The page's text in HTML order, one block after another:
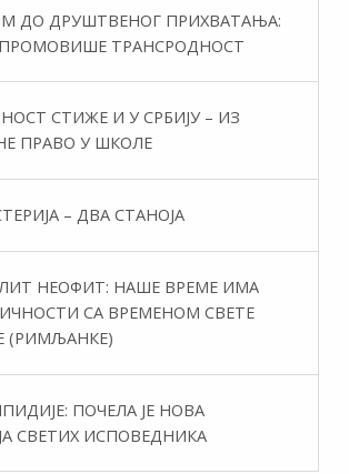
ДО ДРУШТВЕНОГ ПРИХВАТАЊА:
ТРАНСРОДНОСТ
СТИЖЕ И У СРБИЈУ – ИЗ
ПРАВО У ШКОЛЕ
– ДВА СТАНОЈА
НЕОФИТ: НАШЕ ВРЕМЕ ИМА
СА ВРЕМЕНОМ СВЕТЕ
(РИМЉАНКЕ)
ПОЧЕЛА ЈЕ НОВА
СВЕТИХ ИСПОВЕДНИКА